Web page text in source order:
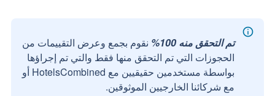
تم التحقق منه 100%
نقوم بجمع وعرض التقييمات من
الحجوزات التي تم التحقق منها فقط والتي تم إجراؤها
بواسطة مستخدمين حقيقيين مع HotelsCombined أو
مع شركائنا الخارجيين الموثوقين.